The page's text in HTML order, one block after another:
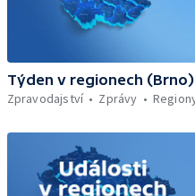
Týden v regionech (Brno)
Zpravodajství
Zprávy